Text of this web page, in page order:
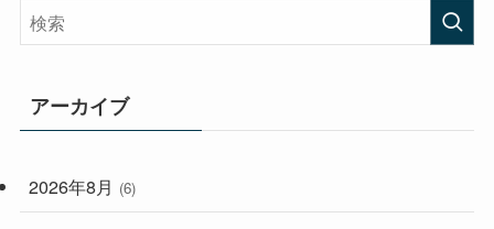
(33)
(248)
アーカイブ
2026年8月 (6)